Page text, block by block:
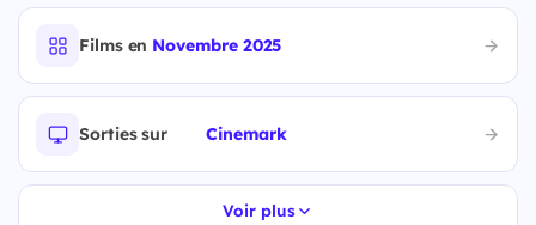
Films en Novembre 2025
Sorties sur Cinemark
Voir plus